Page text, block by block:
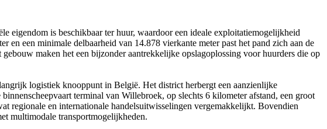
eigendom is beschikbaar ter huur, waardoor een ideale exploitatiemogelijkheid
en een minimale delbaarheid van 14.878 vierkante meter past het pand zich aan de
maken het een bijzonder aantrekkelijke opslagoplossing voor huurders die op
logistiek knooppunt in België. Het district herbergt een aanzienlijke
terminal van Willebroek, op slechts 6 kilometer afstand, een groot
regionale en internationale handelsuitwisselingen vergemakkelijkt. Bovendien
multimodale transportmogelijkheden.